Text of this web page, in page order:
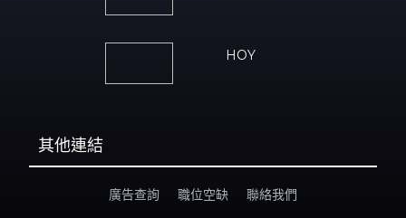
HOY
其他連結
廣告查詢 職位空缺 聯絡我們